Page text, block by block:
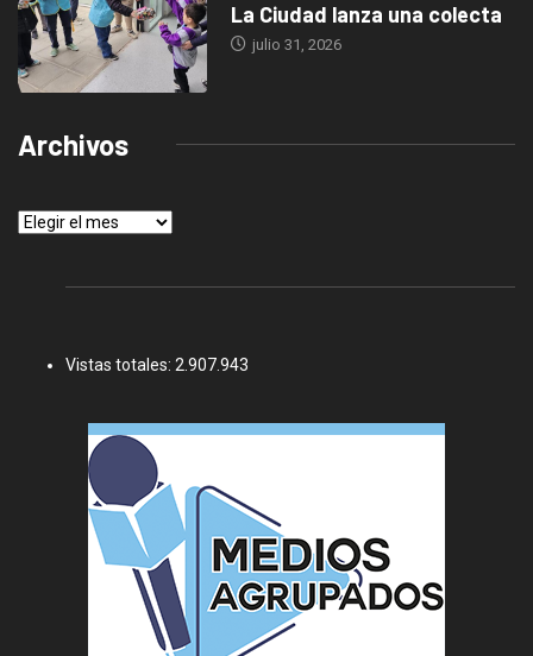
La Ciudad lanza una colecta
julio 31, 2026
Archivos
Archivos
Vistas totales: 2.907.943